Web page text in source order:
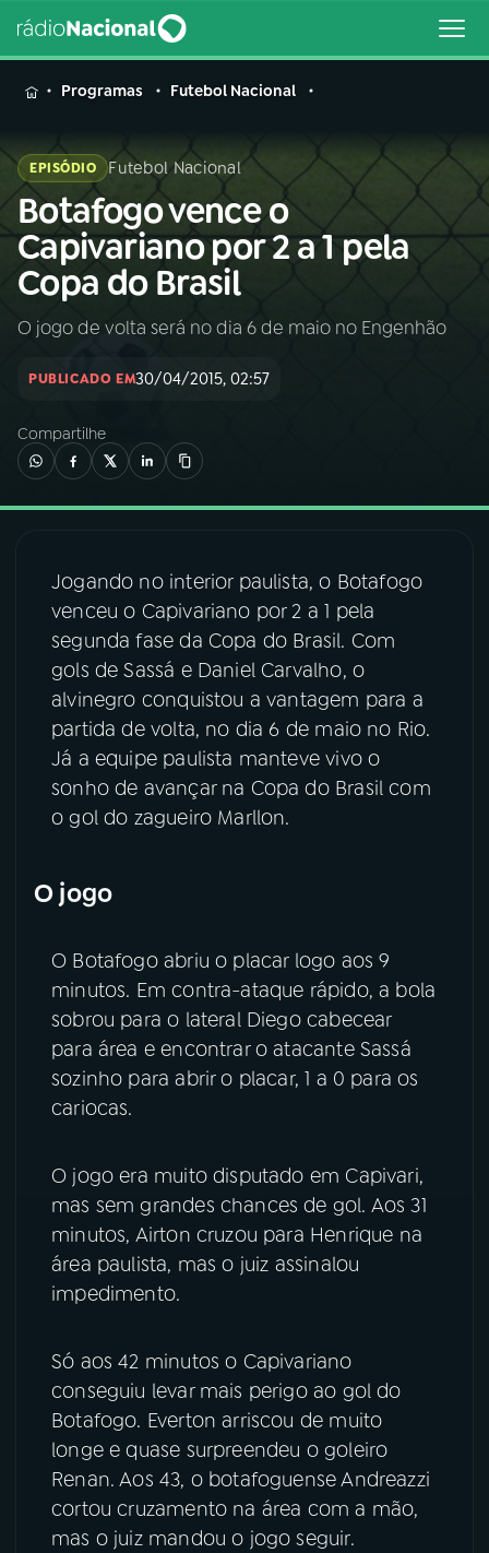
MENU
Buscar
na
Rádio
Nacional
Buscar
AO VIVO
02 A RÁDIO
04PROGRAMAS
06VIDEOCASTS
07ÚLTIMAS
08FESTIVAL DE MÚSICA
ACOMPANHE A RÁDIO NACIONAL
YouTube Facebook
Instagram X
Programas Futebol Nacional
EPISÓDIO Futebol Nacional
Botafogo vence o
Capivariano por 2 a 1 pela
Copa do Brasil
O jogo de volta será no dia 6 de maio no Engenhão
PUBLICADO EM30/04/2015, 02:57
Compartilhe
Jogando no interior paulista, o Botafogo
venceu o Capivariano por 2 a 1 pela
segunda fase da Copa do Brasil. Com
gols de Sassá e Daniel Carvalho, o
alvinegro conquistou a vantagem para a
partida de volta, no dia 6 de maio no Rio.
Já a equipe paulista manteve vivo o
sonho de avançar na Copa do Brasil com
o gol do zagueiro Marllon.
O jogo
O Botafogo abriu o placar logo aos 9
minutos. Em contra-ataque rápido, a bola
sobrou para o lateral Diego cabecear
para área e encontrar o atacante Sassá
sozinho para abrir o placar, 1 a 0 para os
cariocas.
O jogo era muito disputado em Capivari,
mas sem grandes chances de gol. Aos 31
minutos, Airton cruzou para Henrique na
área paulista, mas o juiz assinalou
impedimento.
Só aos 42 minutos o Capivariano
conseguiu levar mais perigo ao gol do
Botafogo. Everton arriscou de muito
longe e quase surpreendeu o goleiro
Renan. Aos 43, o botafoguense Andreazzi
cortou cruzamento na área com a mão,
mas o juiz mandou o jogo seguir.